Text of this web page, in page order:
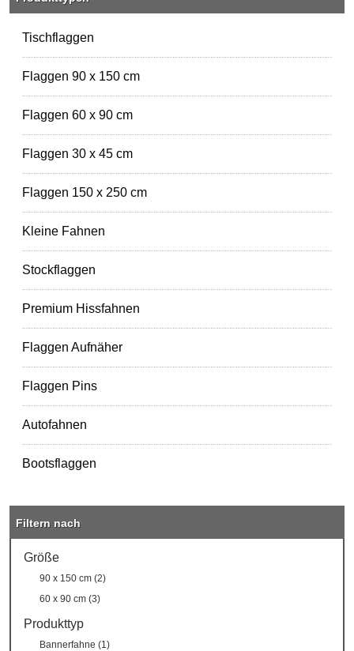
Tischflaggen
Flaggen 90 x 150 cm
Flaggen 60 x 90 cm
Flaggen 30 x 45 cm
Flaggen 150 x 250 cm
Kleine Fahnen
Stockflaggen
Premium Hissfahnen
Flaggen Aufnäher
Flaggen Pins
Autofahnen
Bootsflaggen
Filtern nach
Größe
90 x 150 cm (2)
60 x 90 cm (3)
Produkttyp
Bannerfahne (1)